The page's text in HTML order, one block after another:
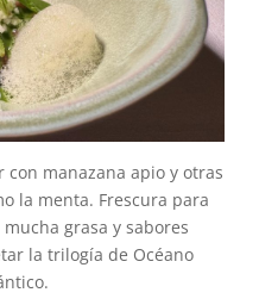
manazana apio y otras
la menta. Frescura para
grasa y sabores
la trilogía de Océano